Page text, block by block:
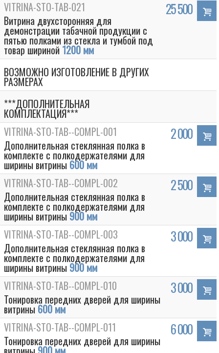
VITRINA-STO-TAB-021
Витрина двухсторонняя для
демонстрации табачной продукции с
пятью полками из стекла и тумбой под
товар шириной 1200 мм
25 500
ВОЗМОЖНО ИЗГОТОВЛЕНИЕ В ДРУГИХ
РАЗМЕРАХ
***ДОПОЛНИТЕЛЬНАЯ
КОМПЛЕКТАЦИЯ***
VITRINA-STO-TAB--COMPL-001
Дополнительная стеклянная полка в
комплекте с полкодержателями для
ширины витрины 600 мм
2 000
VITRINA-STO-TAB--COMPL-002
Дополнительная стеклянная полка в
комплекте с полкодержателями для
ширины витрины 900 мм
2 500
VITRINA-STO-TAB--COMPL-003
Дополнительная стеклянная полка в
комплекте с полкодержателями для
ширины витрины 900 мм
3 000
VITRINA-STO-TAB--COMPL-010
Тонировка передних дверей для ширины
витрины 600 мм
3 000
VITRINA-STO-TAB--COMPL-011
Тонировка передних дверей для ширины
6 000